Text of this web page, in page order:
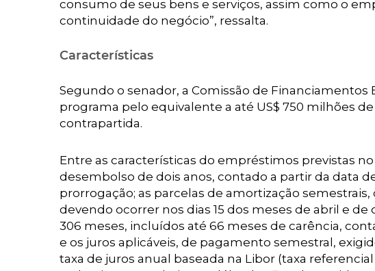
consumo de seus bens e serviços, assim como o
continuidade do negócio”, ressalta.
Características
Segundo o senador, a Comissão de Financiamentos
programa pelo equivalente a até US$ 750 milhões
contrapartida.
Entre as características do empréstimos previstas
desembolso de dois anos, contado a partir da data
prorrogação; as parcelas de amortização
devendo ocorrer nos dias 15 dos meses de abril e
306 meses, incluídos até 66 meses de carência,
e os juros aplicáveis, de pagamento semestral,
taxa de juros anual baseada na Libor (taxa